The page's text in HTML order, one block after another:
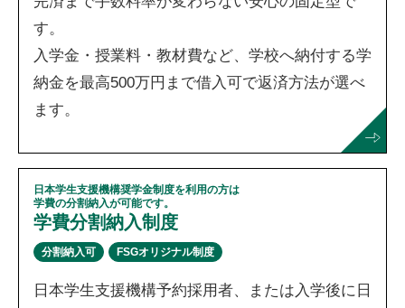
す。
入学金・授業料・教材費など、学校へ納付する学
納金を最高500万円まで借入可で返済方法が選べ
ます。
日本学生支援機構奨学金制度を利用の方は
学費の分割納入が可能です。
学費分割納入制度
分割納入可 FSGオリジナル制度
日本学生支援機構予約採用者、または入学後に日